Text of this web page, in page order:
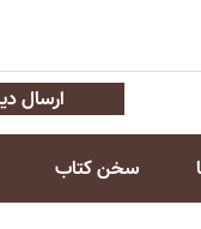
ارسال
سخن کتاب